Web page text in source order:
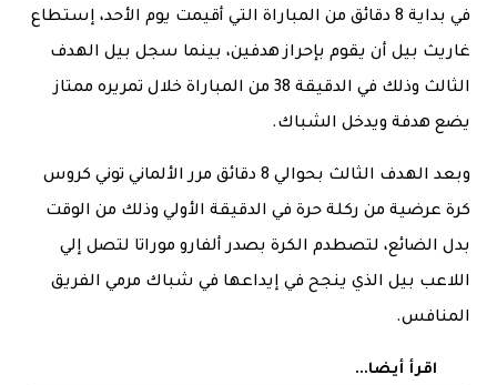
في بداية 8 دقائق من المباراة التي أقيمت يوم الأحد، إستطاع
غاريث بيل أن يقوم بإحراز هدفين، بينما سجل بيل الهدف
الثالث وذلك في الدقيقة 38 من المباراة خلال تمريره ممتاز
يضع هدفة ويدخل الشباك.
وبعد الهدف الثالث بحوالي 8 دقائق مرر الألماني توني كروس
كرة عرضية من ركلة حرة في الدقيقة الأولي وذلك من الوقت
بدل الضائع، لتصطدم الكرة بصدر ألفارو موراتا لتصل إلي
اللاعب بيل الذي ينجح في إيداعها في شباك مرمي الفريق
المنافس.
اقرأ أيضا...